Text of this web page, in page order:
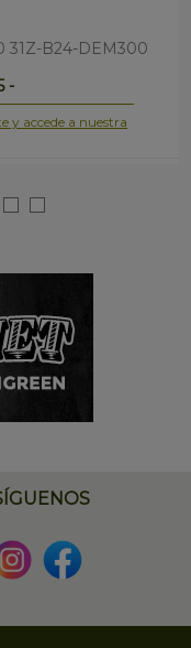
31Z-B24-DEM300
-
y accede a nuestra